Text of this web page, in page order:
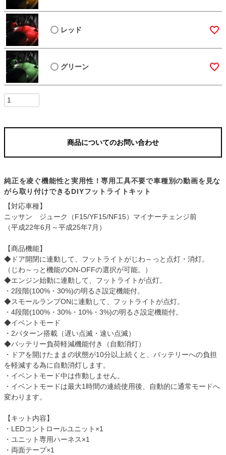
レッド
グリーン
商品についてのお問い合わせ
純正を凌ぐ機能性と実用性！専用工具不要で車種別の動画を見な
がら取り付けできるDIYフットライトキット
【対応車種】
ニッサン ジューク（F15/YF15/NF15）マイナーチェンジ前
（平成22年6月～平成25年7月）
【商品機能】
◆ドア開閉に連動して、フットライトがじわ～っと点灯・消灯。
（じわ～っと機能のON-OFFの選択が可能。）
◆エンジン始動に連動して、フットライトが点灯。
・2段階(100%・30%)の明るさ設定機能付。
◆スモールランプONに連動して、フットライトが点灯。
・4段階(100%・30%・10%・3%)の明るさ設定機能付。
◆イベントモード
・2パターン搭載（遅い点滅・速い点滅）
◆バッテリー負荷軽減機能付き（自動消灯）
・ドアを開けたままの状態が10分以上続くと、バッテリーへの負担
を軽減する為に自動消灯します。
・イベントモード中は作動しません。
・イベントモードは最大1時間の連続使用後、自動的に通常モードへ
変わります。
【キット内容】
・LEDコントロールユニット×1
・ユニット専用ハーネス×1
・両面テープ×1